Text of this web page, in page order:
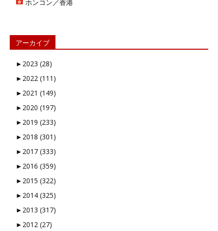
ホンコン／香港
アーカイブ
► 2023 (28)
► 2022 (111)
► 2021 (149)
► 2020 (197)
► 2019 (233)
► 2018 (301)
► 2017 (333)
► 2016 (359)
► 2015 (322)
► 2014 (325)
► 2013 (317)
► 2012 (27)